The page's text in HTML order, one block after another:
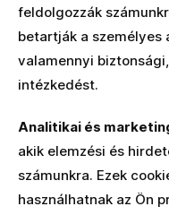
feldolgozzák
betartják a személyes
valamennyi
intézkedést.
Analitikai és
akik elemzési és
számunkra. Ezek
használhatnak az Ön